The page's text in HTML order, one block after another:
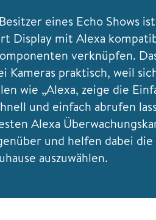
eines Echo Shows
Display mit Alexa
verknüpfen.
Kameras praktisch, weil
wie „Alexa, zeige die
und einfach abrufen
Alexa
und helfen dabei
auszuwählen.